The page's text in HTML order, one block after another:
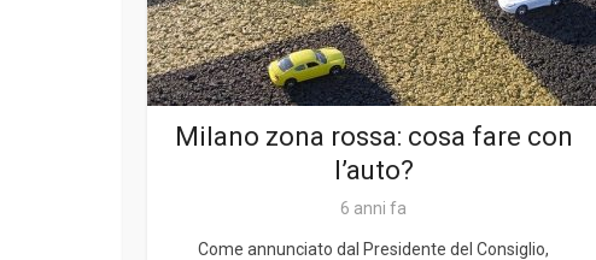
Milano zona rossa: cosa fare con
l’auto?
6 anni fa
Come annunciato dal Presidente del Consiglio,